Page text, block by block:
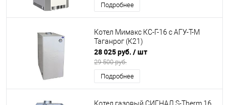
Подробнее
Котел Мимакс КС-Г-16 с АГУ-Т-М
Таганрог (К21)
28 025 руб. / шт
29 500 руб.
Подробнее